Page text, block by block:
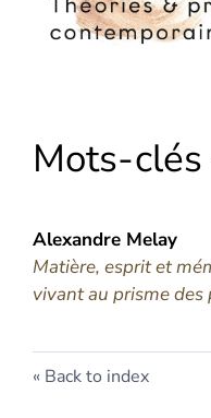
Mots-
Alexandre Melay
Matière, esprit et
vivant au prisme des
Back to index